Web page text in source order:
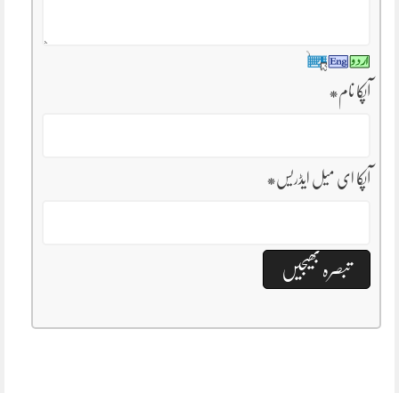
آپکا نام*
آپکا ای میل ایڈریس*